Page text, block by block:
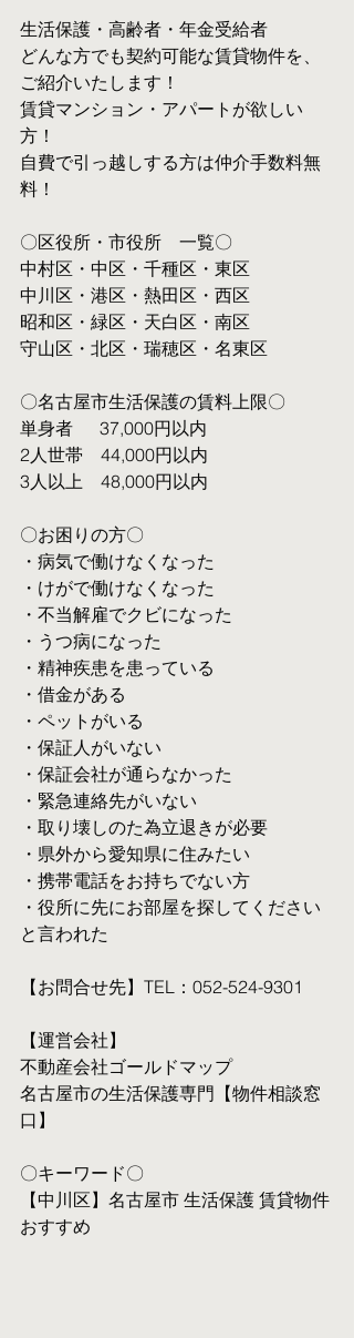
生活保護・高齢者・年金受給者
​どんな方でも契約可能な賃貸物件を、
ご紹介いたします！
賃貸マンション・アパートが欲しい
方！
自費で引っ越しする方は仲介手数料無
料！
〇区役所・市役所　一覧〇
中村区・中区・千種区・東区
中川区・港区・熱田区・西区
昭和区・緑区・天白区・南区
守山区・北区・瑞穂区・名東区
〇名古屋市生活保護の賃料上限〇
単身者  　37,000円以内
2人世帯　44,000円以内
3人以上　48,000円以内
〇お困りの方〇
・病気で働けなくなった
・けがで働けなくなった
・不当解雇でクビになった
・うつ病になった
・精神疾患を患っている
・借金がある
・ペットがいる
・保証人がいない
・保証会社が通らなかった
・緊急連絡先がいない
・取り壊しのた為立退きが必要
・県外から愛知県に住みたい
・携帯電話をお持ちでない方
・役所に先にお部屋を探してください
と言われた
【お問合せ先】TEL：052-524-9301
【運営会社】
不動産会社ゴールドマップ
名古屋市の生活保護専門【物件相談窓
口】
〇キーワード〇
【中川区】名古屋市 生活保護 賃貸物件
おすすめ